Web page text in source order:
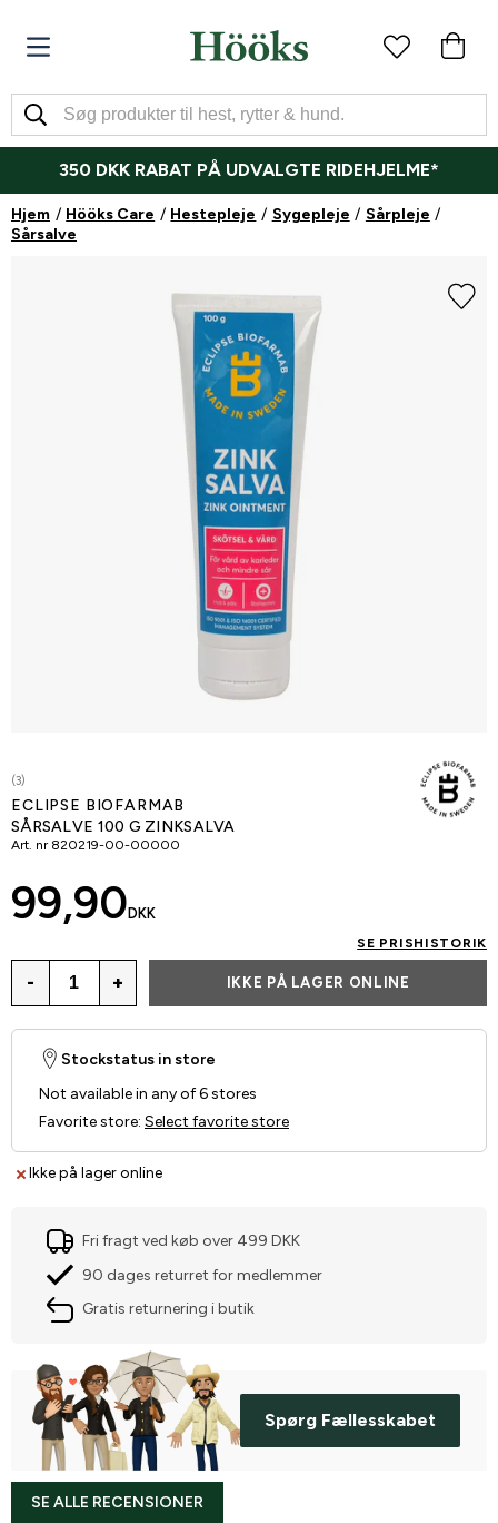
350 DKK RABAT PÅ UDVALGTE RIDEHJELME*
Hjem Hööks Care Hestepleje Sygepleje
Sårpleje
Sårsalve
(3)
ECLIPSE BIOFARMAB
SÅRSALVE 100 G ZINKSALVA
Art. nr 820219-00-00000
99,90 DKK
SE PRISHISTORIK
- + IKKE PÅ LAGER ONLINE
Ikke på lager online
Stockstatus in store
Not available in any of 6 stores
Favorite store: Select favorite store
Fri fragt ved køb over 499 DKK
90 dages returret for medlemmer
Gratis returnering i butik
Spørg Fællesskabet
SE ALLE RECENSIONER